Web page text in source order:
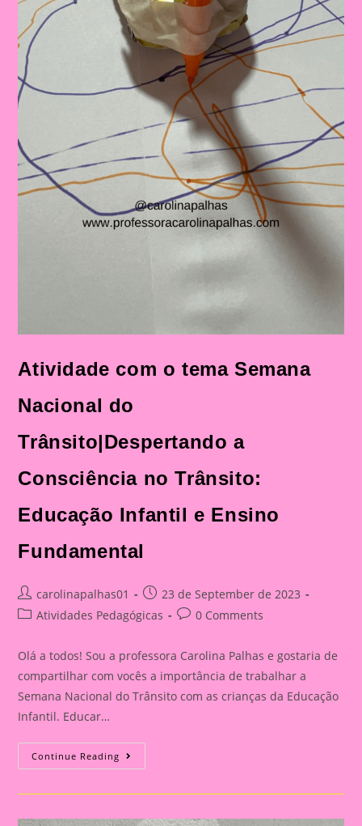
Atividade com o tema Semana
Nacional do
Trânsito|Despertando a
Consciência no Trânsito:
Educação Infantil e Ensino
Fundamental
Post
author:
carolinapalhas01
Post
published:
23 de September de 2023
PostAtividades Pedagógicas
Post0 Comments
Olá a todos! Sou a professora Carolina Palhas e gostaria de
compartilhar com vocês a importância de trabalhar a
Semana Nacional do Trânsito com as crianças da Educação
Infantil. Educar…
Continue Reading Atividade
Com